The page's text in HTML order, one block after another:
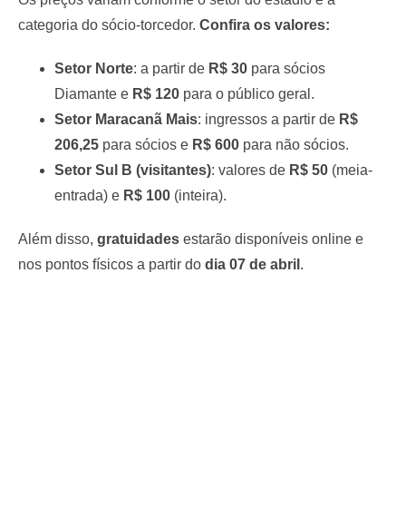
categoria do sócio-torcedor. Confira os valores:
Setor Norte: a partir de R$ 30 para sócios
Diamante e R$ 120 para o público geral.
Setor Maracanã Mais: ingressos a partir de R$
206,25 para sócios e R$ 600 para não sócios.
Setor Sul B (visitantes): valores de R$ 50 (meia-
entrada) e R$ 100 (inteira).
Além disso, gratuidades estarão disponíveis online e
nos pontos físicos a partir do dia 07 de abril .